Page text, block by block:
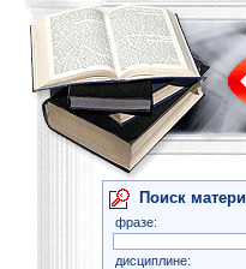
Поиск
фразе:
дисциплине: